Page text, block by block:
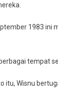
1983 ini
tempat
itu, Wisnu